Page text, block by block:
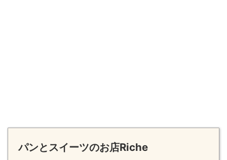
パンとスイーツのお店Riche